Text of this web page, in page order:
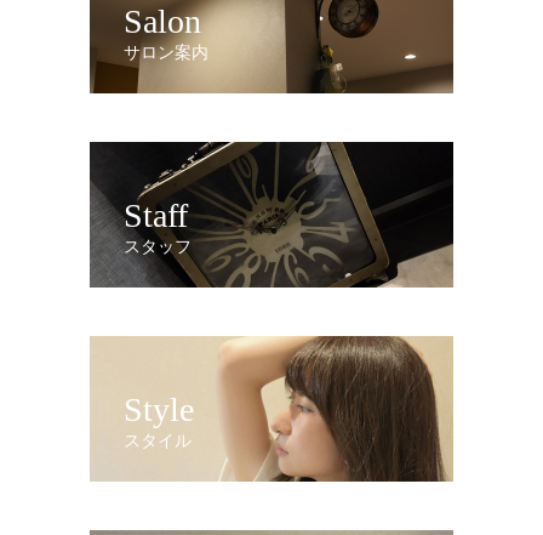
Salon
サロン案内
Staff
スタッフ
Style
スタイル